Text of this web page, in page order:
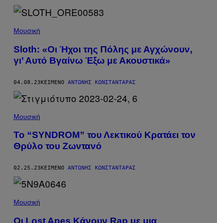
Μουσική
Sloth: «Οι Ήχοι της Πόλης με Αγχώνουν,
γι’ Αυτό Βγαίνω Έξω με Ακουστικά»
04.08.23ΚΕΊΜΕΝΟ ΑΝΤΏΝΗΣ ΚΩΝΣΤΑΝΤΆΡΑΣ
Μουσική
Το “SYNDROM” του Λεκτικού Κρατάει τον
Θρύλο του Ζωντανό
02.25.23 ΚΕΊΜΕΝΟ ΑΝΤΏΝΗΣ ΚΩΝΣΤΑΝΤΆΡΑΣ
Μουσική
Οι Lost Apes Κάνουν Rap με μια